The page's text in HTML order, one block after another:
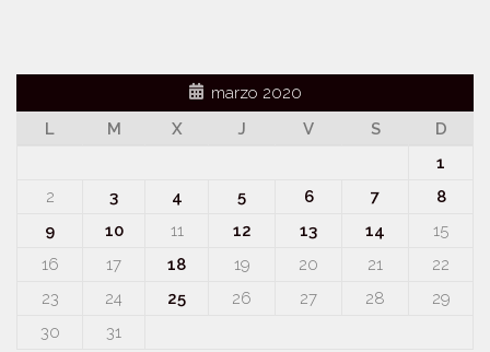
marzo 2020
L
M X J V S
D
1
2
3 4 5 6 7
8
9
10 11 12 13 14
15
16
17 18 19 20 21
22
23
24 25 26 27 28
29
30
31